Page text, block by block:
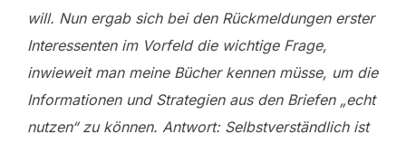
will. Nun ergab sich bei den Rückmeldungen erster
Interessenten im Vorfeld die wichtige Frage,
inwieweit man meine Bücher kennen müsse, um die
Informationen und Strategien aus den Briefen „echt
nutzen“ zu können. Antwort: Selbstverständlich ist